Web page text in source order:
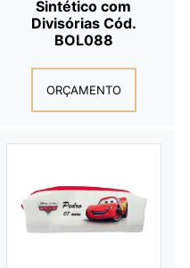
Sintético com
Divisórias Cód.
BOL088
ORÇAMENTO